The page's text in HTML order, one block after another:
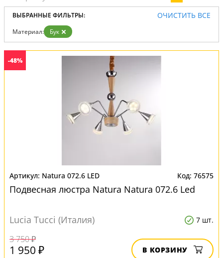
ВЫБРАННЫЕ ФИЛЬТРЫ: ОЧИСТИТЬ ВСЕ
Материал: Бук
-48%
Natura 072.6 LED 76575
Подвесная люстра Natura Natura 072.6 Led
Lucia Tucci (Италия) 7 шт.
3 750 ₽
1 950 ₽ В КОРЗИНУ